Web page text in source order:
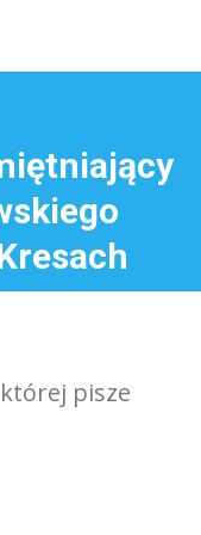
pisze